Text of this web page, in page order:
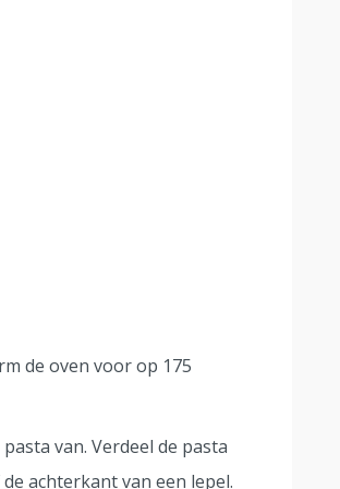
de oven voor op 175
van. Verdeel de pasta
achterkant van een lepel.